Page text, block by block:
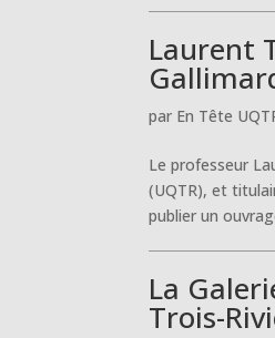
Laurent
par En Tête
Le professeur
(UQTR), et
publier un
La
Trois-